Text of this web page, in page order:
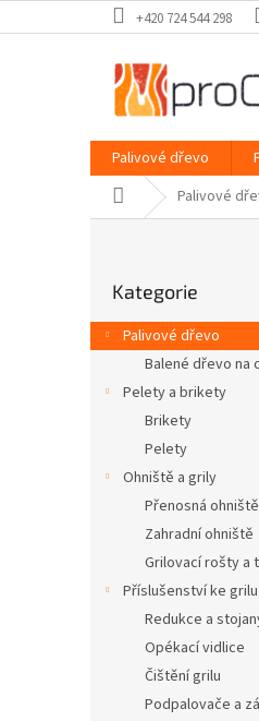
na
+420 724 544 298
Palivové dřevo
Domů Palivové
r
a
kategorie
Kategorie
Palivové dřevo
Balené dřevo na
Pelety a brikety
Brikety
Pelety
Ohniště a grily
Přenosná ohniště
Zahradní ohniště
Grilovací rošty a
Příslušenství ke
Redukce a
Opékací vidlice
Čištění grilu
Podpalovače a